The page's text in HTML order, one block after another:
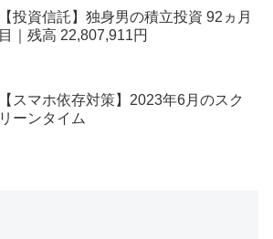
【投資信託】独身男の積立投資 92ヵ月
目｜残高 22,807,911円
【スマホ依存対策】2023年6月のスク
リーンタイム